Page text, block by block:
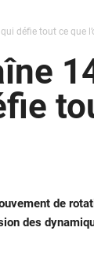
défie tout ce que
de
des